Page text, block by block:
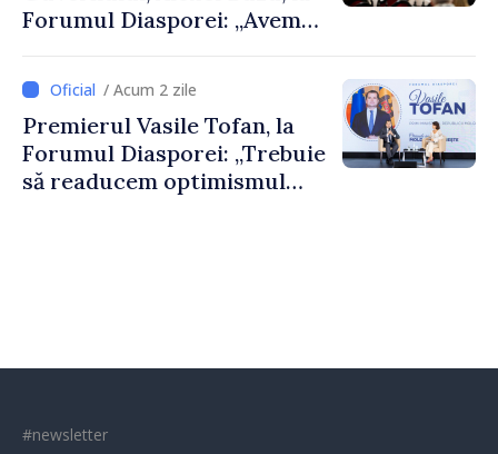
Forumul Diasporei: „Avem
dumneavoastră pentru a
construi comunități mai
puternice”
/ Acum 2 zile
Premierul Vasile Tofan, la
Forumul Diasporei: „Trebuie
să readucem optimismul
#newsletter